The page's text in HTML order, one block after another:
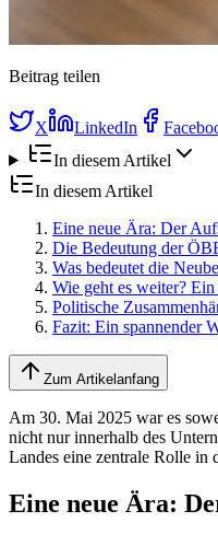
Beitrag teilen
X LinkedIn
In diesem Artikel
In diesem Artikel
Eine neue Ära: Der
Die Bedeutung der
Was bedeutet die
Wie geht es weiter?
Politische
Fazit: Ein spannender
Zum Artikelanfang
Am 30. Mai 2025 war es
nicht nur innerhalb des
Landes eine zentrale Rolle in
Eine neue Ära: